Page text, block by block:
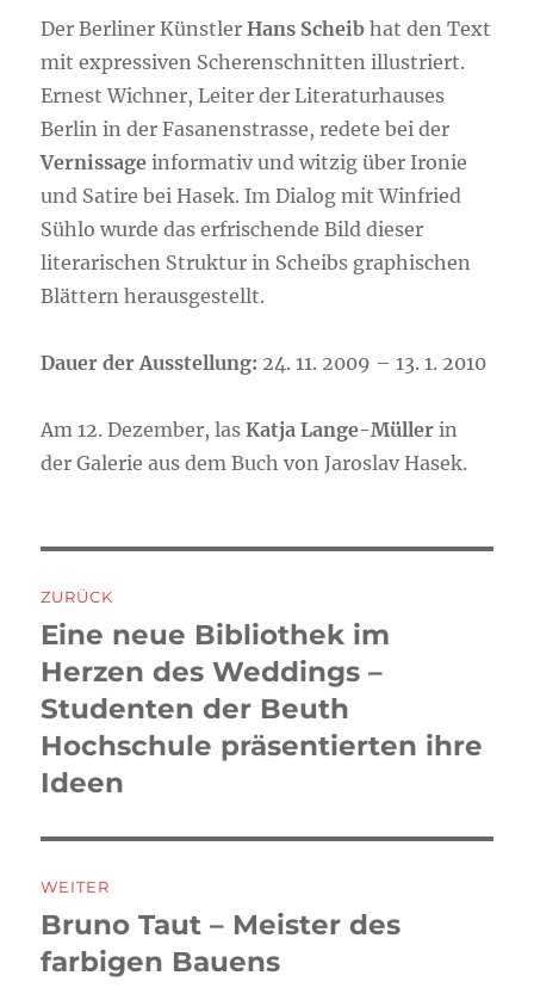
Der Berliner KünstlerHans Scheib hat den Text
mit expressiven Scherenschnitten illustriert.
Ernest Wichner, Leiter der Literaturhauses
Berlin in der Fasanenstrasse, redete bei der
Vernissage informativ und witzig über Ironie
und Satire bei Hasek. Im Dialog mit Winfried
Sühlo wurde das erfrischende Bild dieser
literarischen Struktur in Scheibs graphischen
Blättern herausgestellt.
Dauer der Ausstellung: 24. 11. 2009 – 13. 1. 2010
Am 12. Dezember, lasKatja Lange-Müller in
der Galerie aus dem Buch von Jaroslav Hasek.
ZURÜCK
Vorheriger
Beitrag:
Eine neue Bibliothek im
Herzen des Weddings –
Studenten der Beuth
Hochschule präsentierten ihre
Ideen
WEITER
Nächster
Beitrag:
Bruno Taut – Meister des
farbigen Bauens